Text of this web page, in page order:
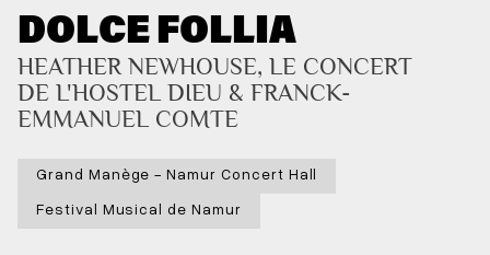
DOLCE FOLLIA
HEATHER NEWHOUSE, LE CONCERT
DE L'HOSTEL DIEU & FRANCK-
EMMANUEL COMTE
Grand Manège - Namur Concert Hall
Festival Musical de Namur